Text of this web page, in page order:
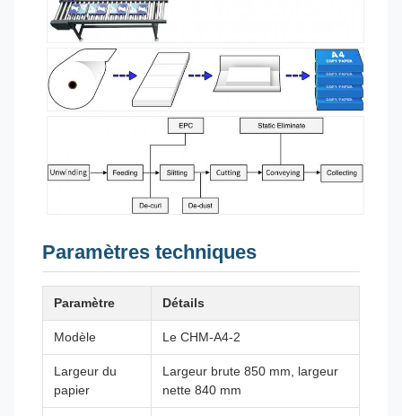
Paramètres techniques
Paramètre Détails
Modèle Le CHM-A4-2
Largeur du
papier
Largeur brute 850 mm, largeur
nette 840 mm